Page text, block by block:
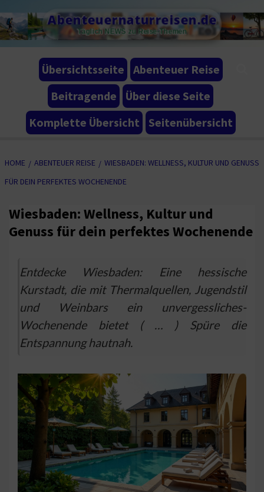
to
content
Abenteuernaturreisen.de
Täglich NEWS zu Reise-Themen
Übersichtsseite
Abenteuer Reise
Beitragende
Über diese Seite
Komplette Übersicht
Seitenübersicht
HOME ABENTEUER REISE
WIESBADEN: WELLNESS, KULTUR UND GENUSS
FÜR DEIN PERFEKTES WOCHENENDE
Wiesbaden: Wellness, Kultur und
Genuss für dein perfektes Wochenende
Entdecke Wiesbaden: Eine hessische
Kurstadt, die mit Thermalquellen, Jugendstil
und Weinbars ein unvergessliches-
Wochenende bietet ( … ) Spüre die
Entspannung hautnah.